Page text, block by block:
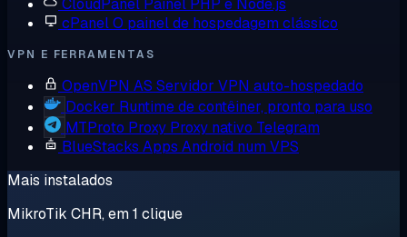
CloudPanel Painel PHP e Node.js
cPanelO painel de hospedagem clássico
VPN E FERRAMENTAS
OpenVPN AS Servidor VPN auto-hospedado
Docker Runtime de contêiner, pronto para uso
MTProto Proxy Proxy nativo Telegram
BlueStacks Apps Android num VPS
Mais instalados
MikroTik CHR, em 1 clique